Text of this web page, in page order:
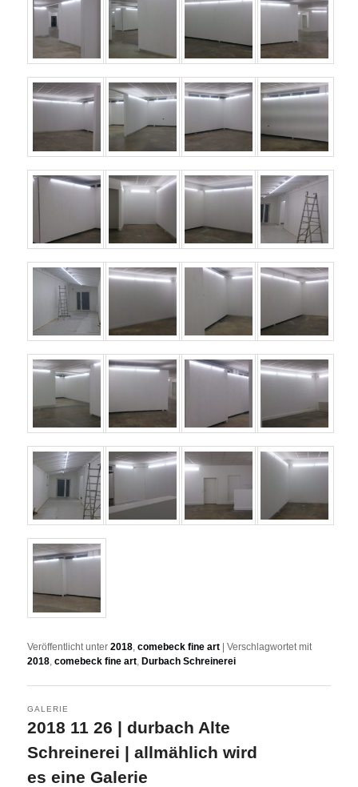
Veröffentlicht unter 2018 ,comebeck fine art |Verschlagwortet mit
2018 ,comebeck fine art ,Durbach Schreinerei
2018 11 26 | durbach Alte
Schreinerei | allmählich wird
es eine Galerie
GALERIE